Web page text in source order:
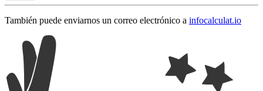
También puede enviarnos un correo electrónico a infocalculat.io